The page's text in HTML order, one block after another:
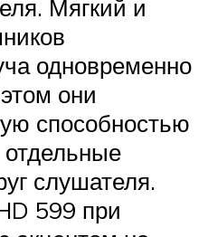
Мягкий и
одновременно
они
способностью
слушателя.
599 при